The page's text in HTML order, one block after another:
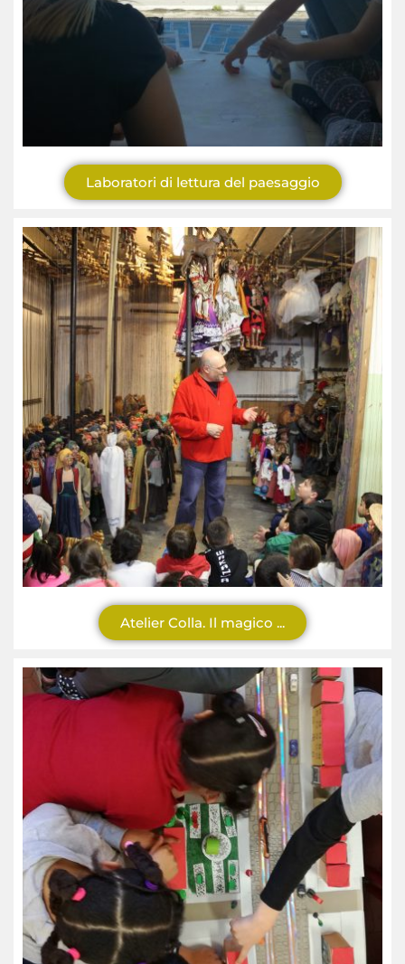
Laboratori di lettura del paesaggio
Atelier Colla. Il magico ...